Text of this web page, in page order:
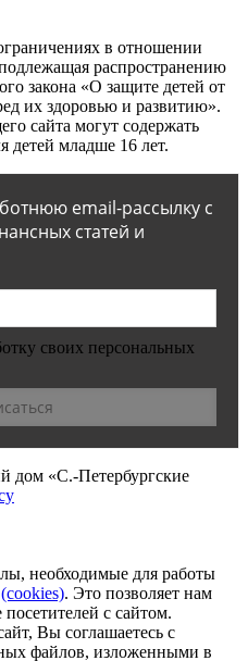
в отношении
распространению
закона «О защите детей от
их здоровью и развитию».
сайта могут содержать
младше 16 лет.
email-рассылку с
статей и
своих персональных
дом «С.-Петербургские
необходимые для работы
(сookies). Это позволяет нам
с сайтом.
Вы соглашаетесь с
файлов, изложенными в